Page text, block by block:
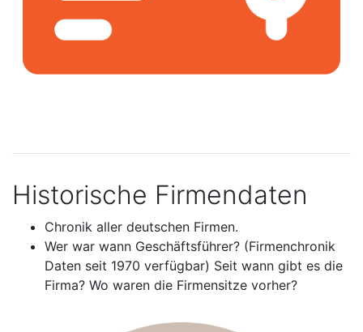
Historische Firmendaten
Chronik aller deutschen Firmen.
Wer war wann Geschäftsführer? (Firmenchronik
Daten seit 1970 verfügbar) Seit wann gibt es die
Firma? Wo waren die Firmensitze vorher?